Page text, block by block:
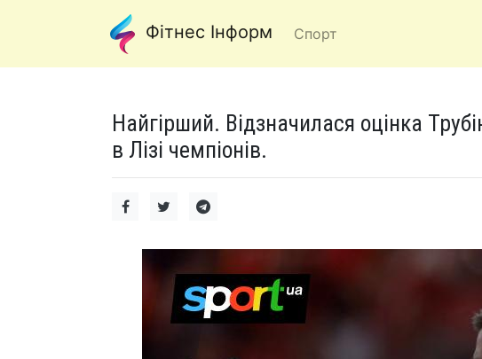
Фітнес Інформ Спорт
Найгірший. Відзначилася оцінка
в Лізі чемпіонів.